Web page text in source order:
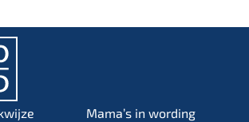
Mama’s in wording